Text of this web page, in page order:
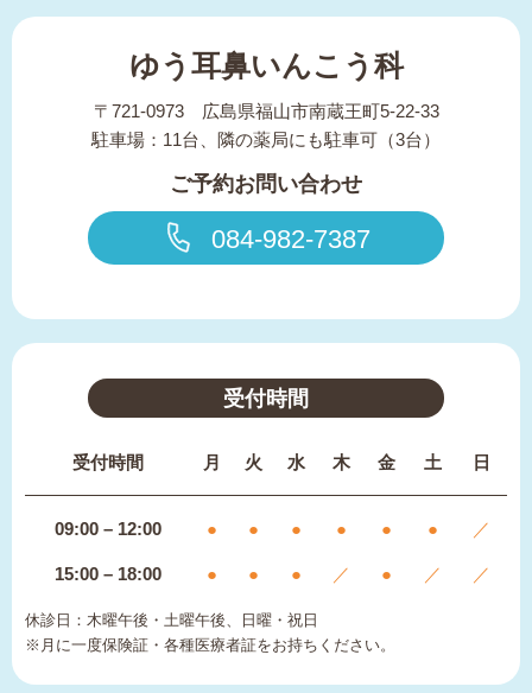
ゆう耳鼻いんこう科
〒721-0973 広島県福山市南蔵王町5-22-33
駐車場：11台、隣の薬局にも駐車可（3台）
ご予約お問い合わせ
084-982-7387
受付時間
受付時間 月 火 水 木 金 土 日
09:00 – 12:00 ● ● ● ● ● ● ／
15:00 – 18:00 ● ● ● ／ ● ／ ／
休診日：木曜午後・土曜午後、日曜・祝日
※月に一度保険証・各種医療者証をお持ちください。